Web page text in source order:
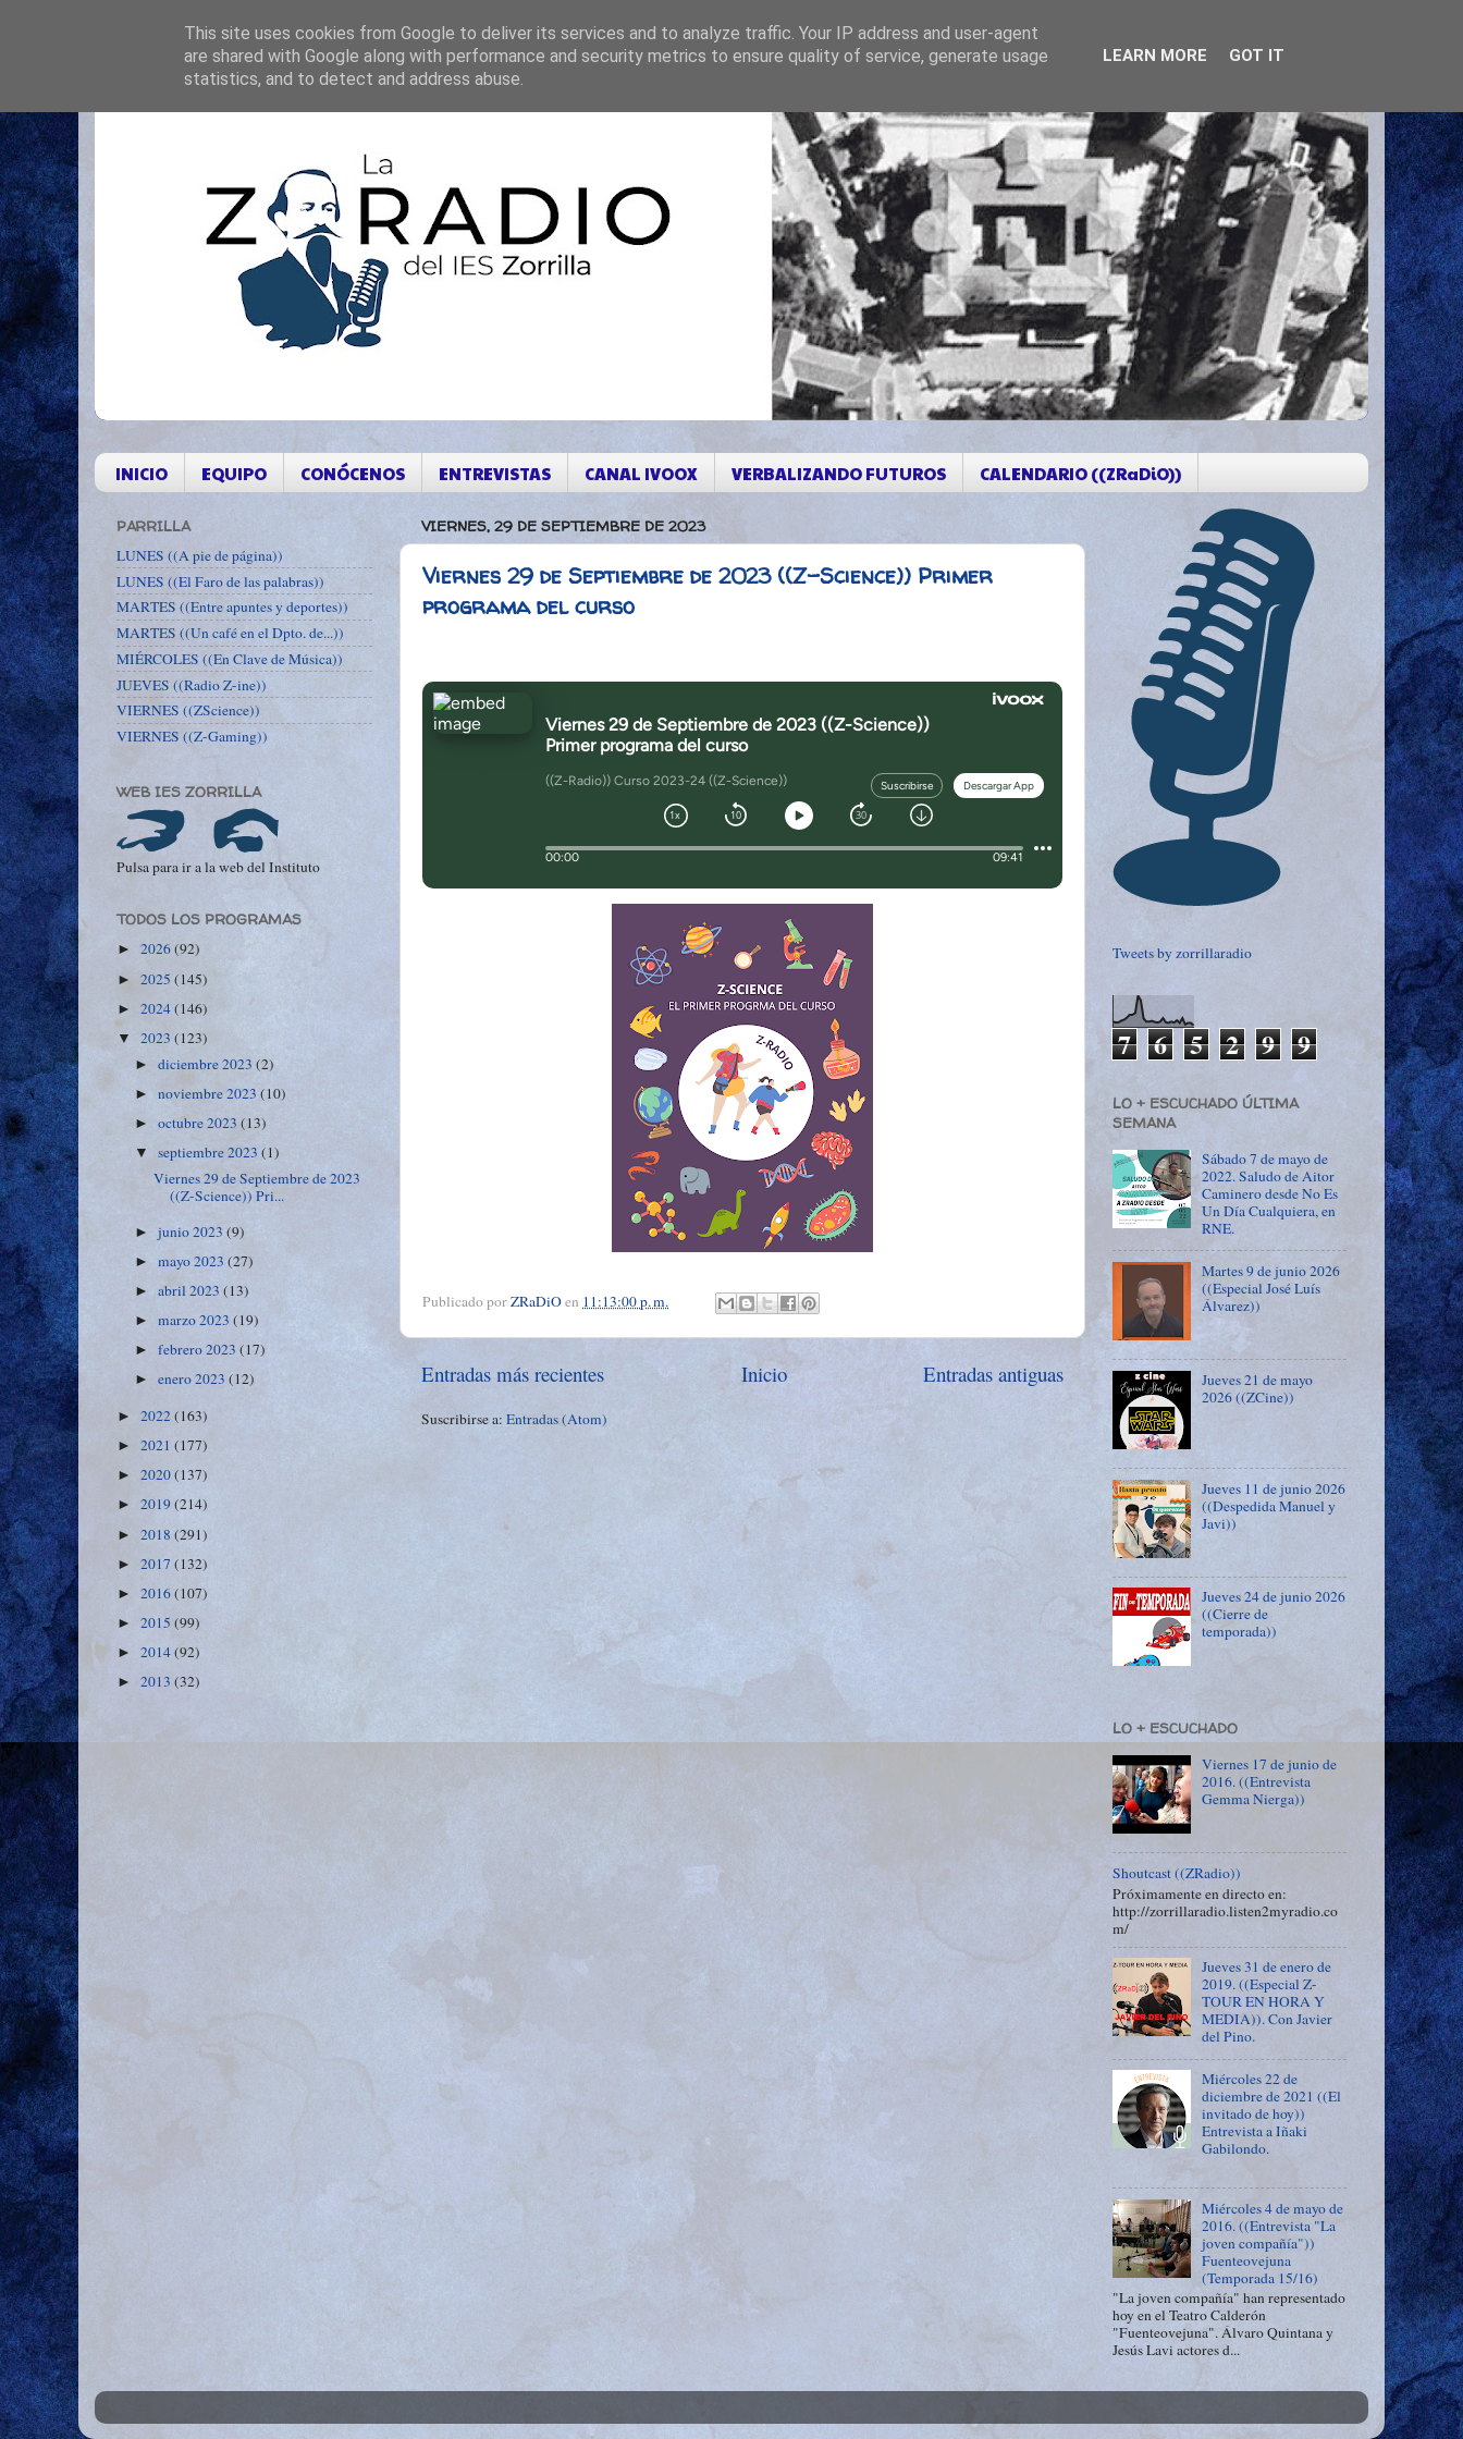
INICIO EQUIPO CONÓCENOS ENTREVISTAS CANAL IVOOX VERBALIZANDO FUTUROS CALENDARIO ((ZRaDiO))
VIERNES, 29 DE SEPTIEMBRE DE 2023
Viernes 29 de Septiembre de 2023 ((Z-Science)) Primer
programa del curso
Publicado porZRaDiOen 11:13:00 p. m.
Entradas más recientes Entradas antiguas
Inicio
Suscribirse a: Entradas (Atom)
PARRILLA
LUNES ((A pie de página))
LUNES ((El Faro de las palabras))
MARTES ((Entre apuntes y deportes))
MARTES ((Un café en el Dpto. de...))
MIÉRCOLES ((En Clave de Música))
JUEVES ((Radio Z-ine))
VIERNES ((ZScience))
VIERNES ((Z-Gaming))
WEB IES ZORRILLA
Pulsa para ir a la web del Instituto
TODOS LOS PROGRAMAS
► 2026(92)
► 2025 (145)
► 2024(146)
▼ 2023 (123)
►diciembre 2023(2)
►noviembre 2023(10)
►octubre 2023(13)
▼septiembre 2023(1)
Viernes 29 de Septiembre de 2023
((Z-Science)) Pri...
►junio 2023(9)
►mayo 2023(27)
►abril 2023(13)
►marzo 2023(19)
►febrero 2023(17)
►enero 2023(12)
► 2022(163)
► 2021 (177)
► 2020(137)
► 2019(214)
► 2018 (291)
► 2017 (132)
► 2016(107)
► 2015 (99)
► 2014(92)
► 2013 (32)
Tweets by zorrillaradio
7 6 5 2 9 9
LO + ESCUCHADO ÚLTIMA
SEMANA
Sábado 7 de mayo de
2022. Saludo de Aitor
Caminero desde No Es
Un Día Cualquiera, en
RNE.
Martes 9 de junio 2026
((Especial José Luís
Álvarez))
Jueves 21 de mayo
2026 ((ZCine))
Jueves 11 de junio 2026
((Despedida Manuel y
Javi))
Jueves 24 de junio 2026
((Cierre de
temporada))
LO + ESCUCHADO
Viernes 17 de junio de
2016. ((Entrevista
Gemma Nierga))
Shoutcast ((ZRadio))
Próximamente en directo en:
http://zorrillaradio.listen2myradio.co
m/
Jueves 31 de enero de
2019. ((Especial Z-
TOUR EN HORA Y
MEDIA)). Con Javier
del Pino.
Miércoles 22 de
diciembre de 2021 ((El
invitado de hoy))
Entrevista a Iñaki
Gabilondo.
Miércoles 4 de mayo de
2016. ((Entrevista "La
joven compañía"))
Fuenteovejuna
(Temporada 15/16)
"La joven compañía" han representado
hoy en el Teatro Calderón
"Fuenteovejuna". Álvaro Quintana y
Jesús Lavi actores d...
This site uses cookies from Google to deliver its services and to analyze traffic. Your IP address and user-agent
are shared with Google along with performance and security metrics to ensure quality of service, generate usage
statistics, and to detect and address abuse.
LEARN MORE GOT IT